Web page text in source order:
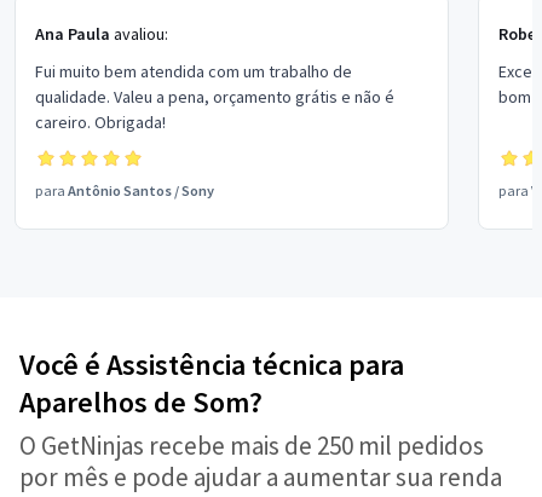
Ana Paula avaliou:
Fui muito bem atendida com um trabalho de
qualidade. Valeu a pena, orçamento grátis e não é
careiro. Obrigada!
para Antônio Santos /Sony
bom
para
Você é Assistência técnica para
Aparelhos de Som?
O GetNinjas recebe mais de 250 mil pedidos
por mês e pode ajudar a aumentar sua renda